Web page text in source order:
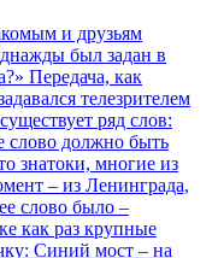
и друзьям
был задан в
Передача, как
телезрителем
ряд слов:
слово должно быть
знатоки, многие из
– из Ленинграда,
слово было –
как раз крупные
Синий мост – на